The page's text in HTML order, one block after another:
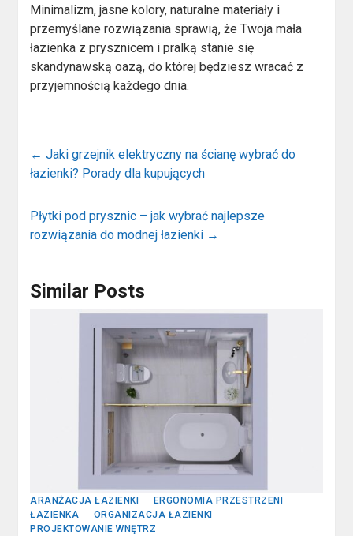
Minimalizm, jasne kolory, naturalne materiały i
przemyślane rozwiązania sprawią, że Twoja mała
łazienka z prysznicem i pralką stanie się
skandynawską oazą, do której będziesz wracać z
przyjemnością każdego dnia.
← Jaki grzejnik elektryczny na ścianę wybrać do
łazienki? Porady dla kupujących
Płytki pod prysznic – jak wybrać najlepsze
rozwiązania do modnej łazienki →
Similar Posts
ARANŻACJA ŁAZIENKI
ERGONOMIA PRZESTRZENI
ŁAZIENKA
ORGANIZACJA ŁAZIENKI
PROJEKTOWANIE WNĘTRZ